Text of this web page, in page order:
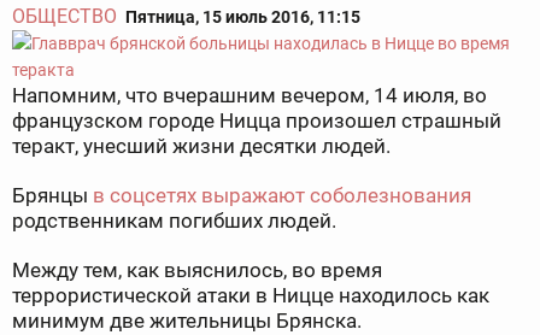
ОБЩЕСТВО Пятница, 15 июль 2016, 11:15
Напомним, что вчерашним вечером, 14 июля, во
французском городе Ницца произошел страшный
теракт, унесший жизни десятки людей.
Брянцы в соцсетях выражают соболезнования
родственникам погибших людей.
Между тем, как выяснилось, во время
террористической атаки в Ницце находилось как
минимум две жительницы Брянска.